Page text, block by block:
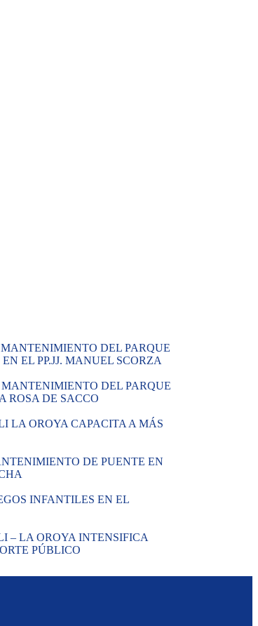
DEL PARQUE
EL PP.JJ. MANUEL SCORZA
DEL PARQUE
ROSA DE SACCO
LA OROYA CAPACITA A MÁS
DE PUENTE EN
INFANTILES EN EL
– LA OROYA INTENSIFICA
PÚBLICO